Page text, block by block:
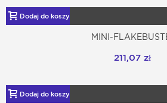
Dodaj do koszyka
MINI-
211,07 zł
Dodaj do koszyka